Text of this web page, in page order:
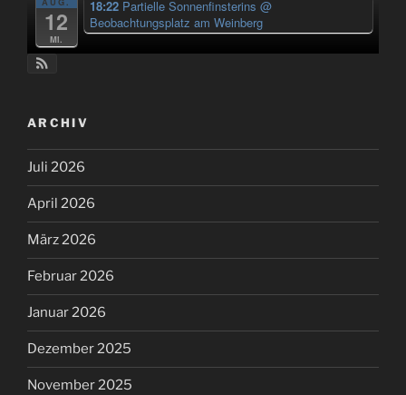
12
Mi.
18:22 Partielle Sonnenfinsterins @
Beobachtungsplatz am Weinberg
ARCHIV
Juli 2026
April 2026
März 2026
Februar 2026
Januar 2026
Dezember 2025
November 2025